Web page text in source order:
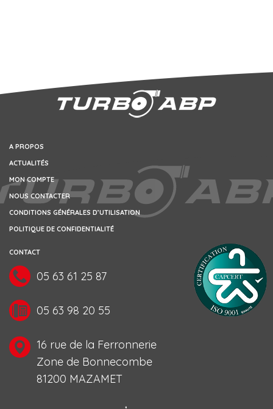
A PROPOS
ACTUALITÉS
MON COMPTE
NOUS CONTACTER
CONDITIONS GÉNÉRALES D’UTILISATION
POLITIQUE DE CONFIDENTIALITÉ
CONTACT
05 63 61 25 87
05 63 98 20 55
16 rue de la Ferronnerie
Zone de Bonnecombe
81200 MAZAMET